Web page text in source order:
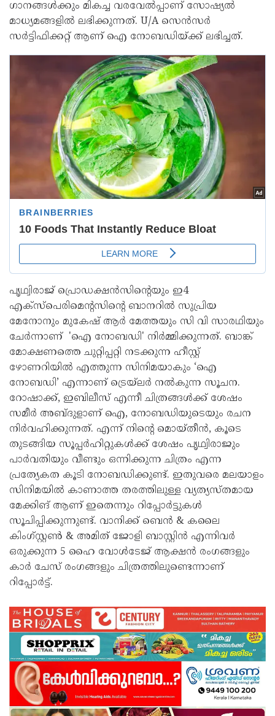
ഗാനങ്ങൾക്കും മികച്ച വരവേൽപ്പാണ് സോഷ്യൽ
മാധ്യമങ്ങളിൽ ലഭിക്കുന്നത്. U/A സെൻസർ
സർട്ടിഫിക്കറ്റ് ആണ് ഐ നോബഡിയ്ക്ക് ലഭിച്ചത്.
പൃഥ്വിരാജ് പ്രൊഡക്ഷൻസിന്റെയും ഇ4
എക്സ്പെരിമെന്റസിന്റെ ബാനറിൽ സുപ്രിയ
മേനോനും മുകേഷ് ആർ മേത്തയും സി വി സാരഥിയും
ചേർന്നാണ് 'ഐ നോബഡി' നിർമ്മിക്കുന്നത്. ബാങ്ക്
മോക്ഷണത്തെ ചുറ്റിപ്പറ്റി നടക്കുന്ന ഹീസ്റ്റ്
ഴോണറിയിൽ എത്തുന്ന സിനിമയാകും ‘ഐ
നോബഡി’ എന്നാണ് ട്രെയ്‌ലർ നൽകുന്ന സൂചന.
റോഷാക്ക്, ഇബിലീസ് എന്നീ ചിത്രങ്ങൾക്ക് ശേഷം
സമീർ അബ്ദുളാണ് ഐ, നോബഡിയുടെയും രചന
നിർവഹിക്കുന്നത്. എന്ന് നിന്റെ മൊയ്തീൻ, കൂടെ
തുടങ്ങിയ സൂപ്പർഹിറ്റുകൾക്ക് ശേഷം പൃഥ്വിരാജും
പാർവതിയും വീണ്ടും ഒന്നിക്കുന്ന ചിത്രം എന്ന
പ്രത്യേകത കൂടി നോബഡിക്കുണ്ട്. ഇതുവരെ മലയാളം
സിനിമയിൽ കാണാത്ത തരത്തിലുള്ള വ്യത്യസ്തമായ
മേക്കിങ് ആണ് ഇതെന്നും റിപ്പോർട്ടുകൾ
സൂചിപ്പിക്കുന്നുണ്ട്. വാനിക്ക് ബെൻ & കലൈ
കിംഗ്സ്റ്റൺ & അമിത് ജോളി ബാസ്റ്റിൻ എന്നിവർ
ഒരുക്കുന്ന 5 ഹൈ വോൾടേജ് ആക്ഷൻ രംഗങ്ങളും
കാർ ചേസ് രംഗങ്ങളും ചിത്രത്തിലുണ്ടെന്നാണ്
റിപ്പോർട്ട്.